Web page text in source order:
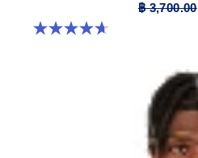
฿ 3,700.00
4.7 จาก 5 ดาว 6 รีวิว